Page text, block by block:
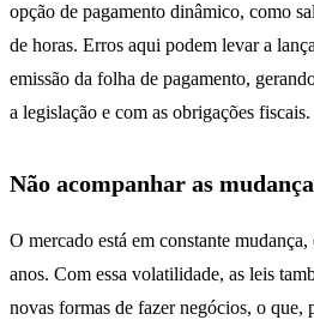
opção de pagamento dinâmico, como
de horas. Erros aqui podem levar a
emissão da folha de pagamento,
a legislação e com as obrigações fiscais.
Não acompanhar as
O mercado está em constante
anos. Com essa volatilidade, as leis
novas formas de fazer negócios, o que,